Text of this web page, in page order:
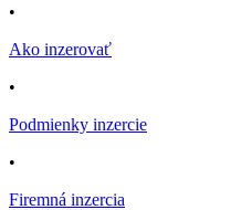
•
Ako inzerovať
•
Podmienky inzercie
•
Firemná inzercia